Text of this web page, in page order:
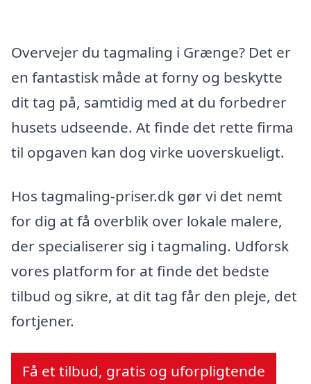
Overvejer du tagmaling i Grænge? Det er
en fantastisk måde at forny og beskytte
dit tag på, samtidig med at du forbedrer
husets udseende. At finde det rette firma
til opgaven kan dog virke uoverskueligt.
Hos tagmaling-priser.dk gør vi det nemt
for dig at få overblik over lokale malere,
der specialiserer sig i tagmaling. Udforsk
vores platform for at finde det bedste
tilbud og sikre, at dit tag får den pleje, det
fortjener.
Få et tilbud, gratis og uforpligtende